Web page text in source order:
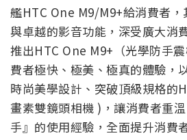
艦HTC One M9/M9+給消費者，
與卓越的影音功能，深受廣大消
推出HTC One M9+（光學防手
費者極快、極美、極真的體驗，
時尚美學設計、突破頂級規格
畫素雙鏡頭相機 )，讓消費者重
手』的使用經驗，全面提升消費